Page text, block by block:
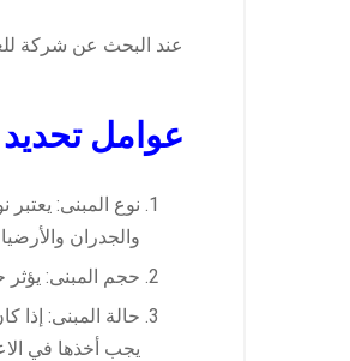
عند البحث عن شركة
عوامل
نوع المبنى:
والجدران
حجم المبنى:
حالة المبنى: إذا
يجب أخذها في